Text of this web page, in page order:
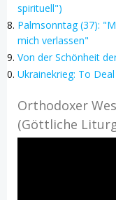
spirituell")
Palmsonntag (37):
mich verlassen"
Von der Schönheit
Ukrainekrieg: To
Orthodoxer
(Göttliche